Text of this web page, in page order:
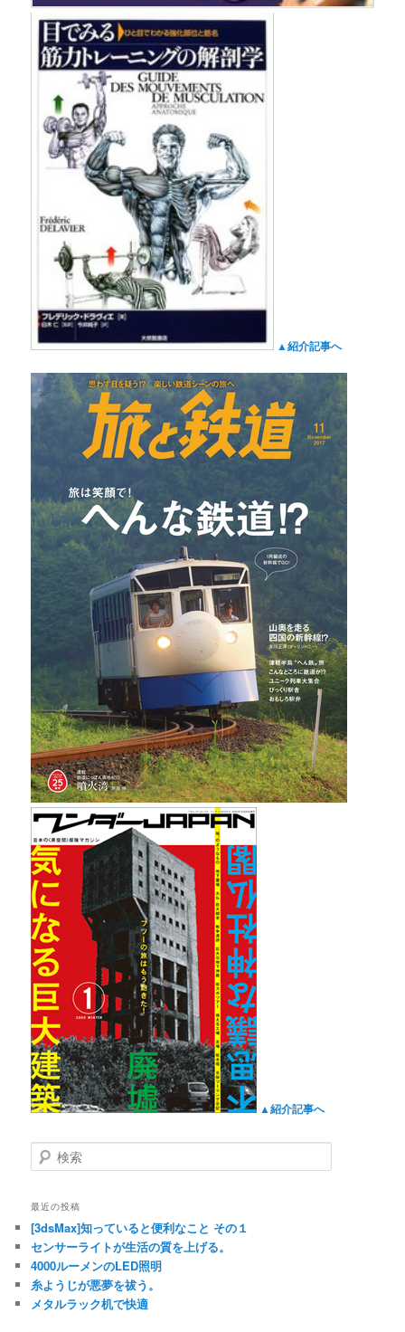
▲紹介記事へ
▲紹介記事へ
検
索
最近の投稿
[3dsMax]知っていると便利なこと その１
センサーライトが生活の質を上げる。
4000ルーメンのLED照明
糸ようじが悪夢を祓う。
メタルラック机で快適